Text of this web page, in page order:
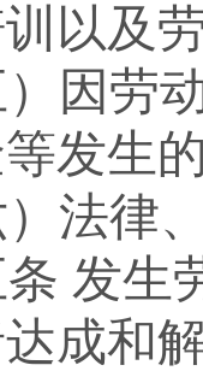
以及
）因劳
发生
）法律
发生
成和